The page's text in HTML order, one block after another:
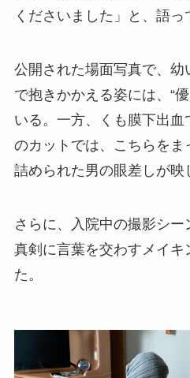
くださいました」と、語っ
公開された場面写真で、幼
で抱きかかえる姿には、“
いる。一方、くも膜下出
のカットでは、こちらをま
詰められた男の眼差しが映
さらに、入院中の撮影シ
真剣に言葉を交わすメイ
た。